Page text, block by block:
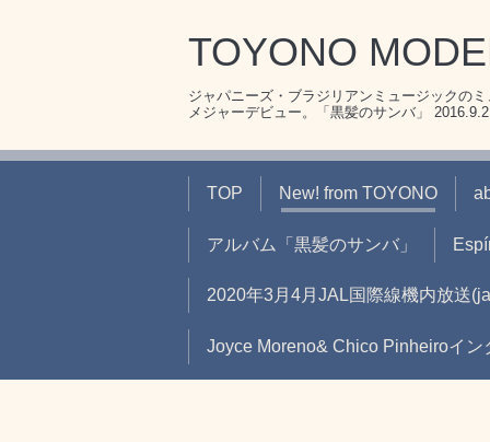
TOYONO
ジャパニーズ・ブラジリアンミュージックの
メジャーデビュー。「黒髪のサンバ」
TOP New! from TOYONO
アルバム「黒髪のサンバ」
2020年3月4月JAL国際線機内放送
Joyce Moreno& Chico Pinheiroイン